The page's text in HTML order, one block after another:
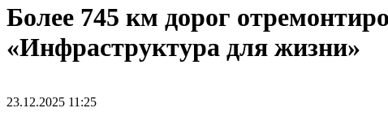
Более 745 км дорог
«Инфраструктура для жизни»
23.12.2025 11:25